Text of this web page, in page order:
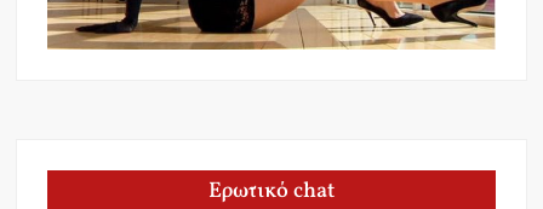
Ερωτικό chat